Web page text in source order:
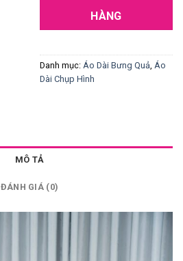
HÀNG
Danh mục: Áo Dài Bưng Quả, Áo
Dài Chụp Hình
MÔ TẢ
ĐÁNH GIÁ (0)